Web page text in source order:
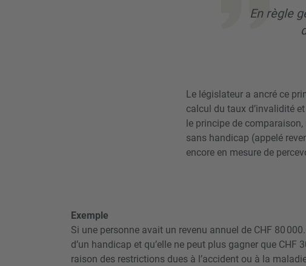
En règle
Le législateur a ancré ce
calcul du taux d’invalidité
le principe de comparaison,
sans handicap (appelé
encore en mesure de
Exemple
Si une personne avait un revenu annuel de CHF 80
d’un handicap et qu’elle ne peut plus gagner que CHF
raison des restrictions dues à l’accident ou à la